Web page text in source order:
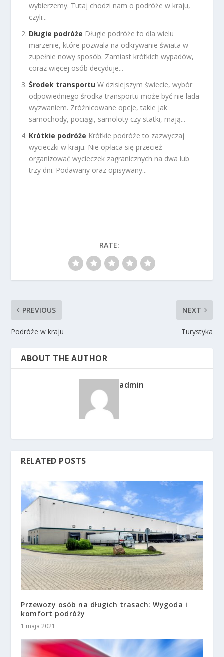
wybierzemy. Tutaj chodzi nam o podróże w kraju,
czyli...
Długie podróże Długie podróże to dla wielu
marzenie, które pozwala na odkrywanie świata w
zupełnie nowy sposób. Zamiast krótkich wypadów,
coraz więcej osób decyduje...
Środek transportu W dzisiejszym świecie, wybór
odpowiedniego środka transportu może być nie lada
wyzwaniem. Zróżnicowane opcje, takie jak
samochody, pociągi, samoloty czy statki, mają...
Krótkie podróże Krótkie podróże to zazwyczaj
wycieczki w kraju. Nie opłaca się przecież
organizować wycieczek zagranicznych na dwa lub
trzy dni. Podawany oraz opisywany...
RATE:
PREVIOUS
Podróże w kraju
NEXT
Turystyka
ABOUT THE AUTHOR
admin
RELATED POSTS
Przewozy osób na długich trasach: Wygoda i
komfort podróży
1 maja 2021